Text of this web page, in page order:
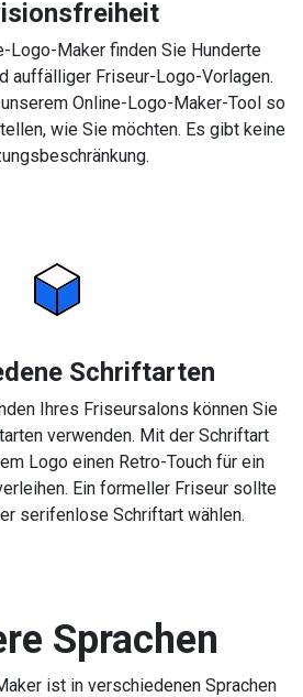
Logo-Maker finden Sie Hunderte
auffälliger Friseur-Logo-Vorlagen.
Online-Logo-Maker-Tool so
wie Sie möchten. Es gibt keine
Schriftarten
Ihres Friseursalons können Sie
verwenden. Mit der Schriftart
Logo einen Retro-Touch für ein
Ein formeller Friseur sollte
serifenlose Schriftart wählen.
Sprachen
ist in verschiedenen Sprachen